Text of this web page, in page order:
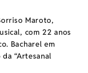
Maroto,
com 22 anos
Bacharel em
“Artesanal